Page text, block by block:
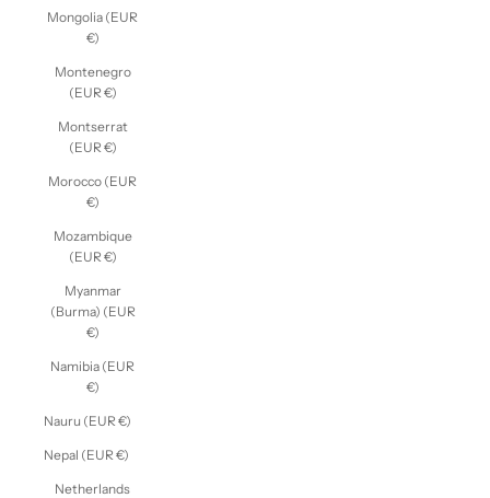
Mongolia (EUR
€)
Montenegro
(EUR €)
Montserrat
(EUR €)
Morocco (EUR
€)
Mozambique
(EUR €)
Myanmar
(Burma) (EUR
€)
Namibia (EUR
€)
Nauru (EUR €)
Nepal (EUR €)
Netherlands